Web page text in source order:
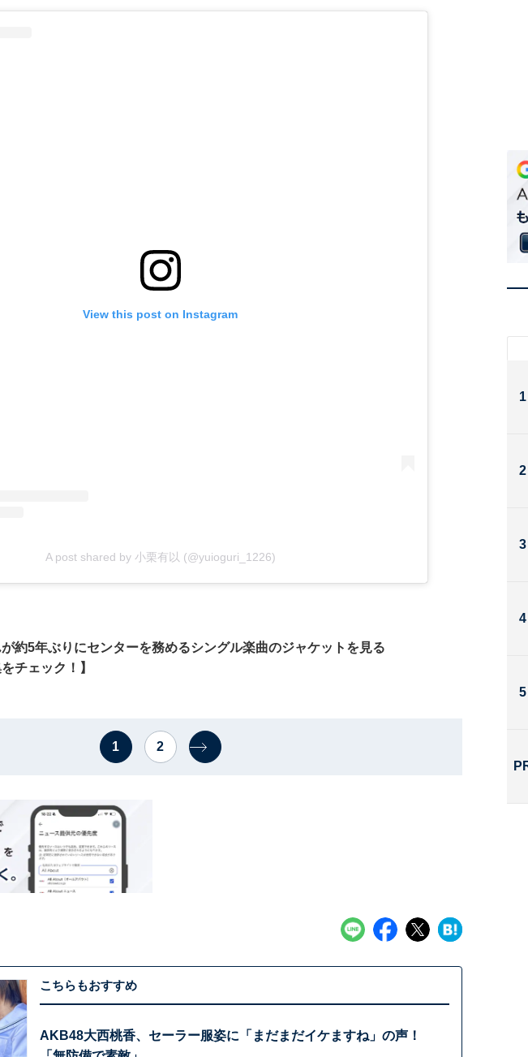
View this post on Instagram
A post shared by 小栗有以 (@yuioguri_1226)
約5年ぶりにセンターを務めるシングル楽曲のジャケットを見る
チェック！】
1 2
こちらもおすすめ
AKB48大西桃香、セーラー服姿に「まだまだイケますね」の声！
1
2
3
4
5